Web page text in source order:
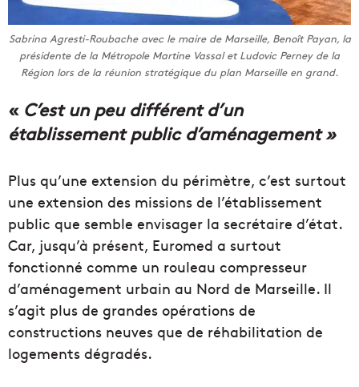
Sabrina Agresti-Roubache avec le maire de Marseille, Benoît Payan, la
présidente de la Métropole Martine Vassal et Ludovic Perney de la
Région lors de la réunion stratégique du plan Marseille en grand.
« C’est un peu différent d’un
établissement public d’aménagement »
Plus qu’une extension du périmètre, c’est surtout
une extension des missions de l’établissement
public que semble envisager la secrétaire d’état.
Car, jusqu’à présent, Euromed a surtout
fonctionné comme un rouleau compresseur
d’aménagement urbain au Nord de Marseille. Il
s’agit plus de grandes opérations de
constructions neuves que de réhabilitation de
logements dégradés.